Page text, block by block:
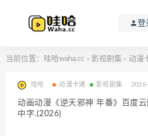
登
当前位置： 哇哈waha.cc > 影视剧集 > 动漫
哇哈 动漫卡通 影视剧集
动画动漫《逆天邪神 年番》百度
中字.(2026)